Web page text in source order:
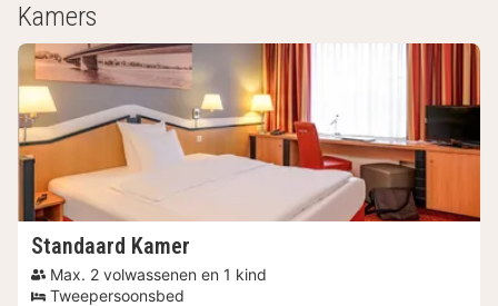
Kamers
Standaard Kamer
Max. 2 volwassenen en 1 kind
Tweepersoonsbed